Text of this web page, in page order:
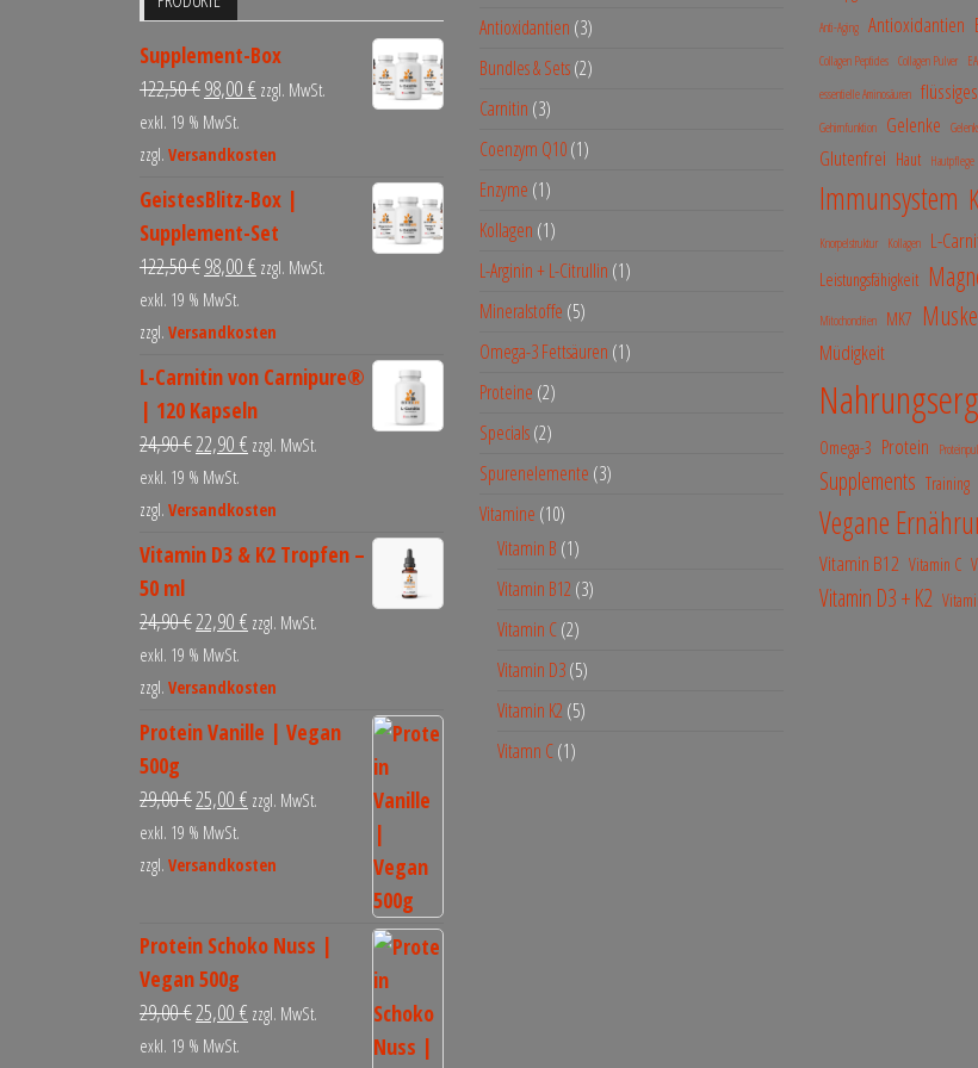
Supplement-Box
122,50€98,00 € zzgl. MwSt.
exkl. 19 % MwSt.
zzgl. Versandkosten
GeistesBlitz-Box |
Supplement-Set
122,50€98,00 € zzgl. MwSt.
exkl. 19 % MwSt.
zzgl. Versandkosten
L-Carnitin von Carnipure®
| 120 Kapseln
24,90€22,90 € zzgl. MwSt.
exkl. 19 % MwSt.
zzgl. Versandkosten
Vitamin D3 & K2 Tropfen –
50 ml
24,90€22,90 € zzgl. MwSt.
exkl. 19 % MwSt.
zzgl. Versandkosten
Protein Vanille | Vegan
500g
29,00€25,00 € zzgl. MwSt.
exkl. 19 % MwSt.
zzgl. Versandkosten
Protein Schoko Nuss |
Vegan 500g
29,00€25,00 € zzgl. MwSt.
exkl. 19 % MwSt.
Antioxidantien 3
Bundles & Sets 2
Carnitin 3
Coenzym Q10 1
Enzyme 1
Kollagen 1
L-Arginin + L-Citrullin 1
Mineralstoffe 5
Omega-3 Fettsäuren 1
Proteine 2
Specials 2
Spurenelemente 3
Vitamine 10
Vitamin B 1
Vitamin B12 3
Vitamin C 2
Vitamin D3 5
Vitamin K2 5
Vitamn C 1
Anti-Aging Antioxidantien
Collagen Peptides Collagen Pulver
essentielle Aminosäuren
Gehirnfunktion
Gelenke
Glutenfrei Haut Hautpflege
Immunsystem
Knorpelstruktur Kollagen L-
Leistungsfähigkeit
Mitochondrien MK7
Müdigkeit
Omega-3 Protein
Supplements Training
Vegane
Vitamin B12 Vitamin C
Vitamin D3 + K2